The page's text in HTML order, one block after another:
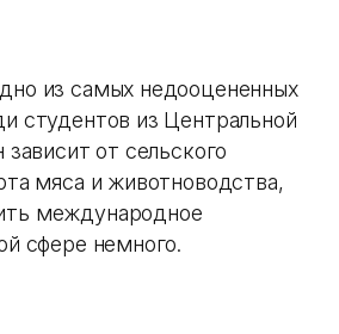
из самых недооцененных
студентов из Центральной
от сельского
мяса и животноводства,
международное
сфере немного.